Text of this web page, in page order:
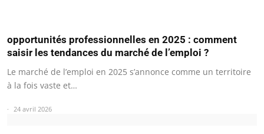
opportunités professionnelles en 2025 : comment
saisir les tendances du marché de l’emploi ?
Le marché de l’emploi en 2025 s’annonce comme un territoire
à la fois vaste et…
24 avril 2026